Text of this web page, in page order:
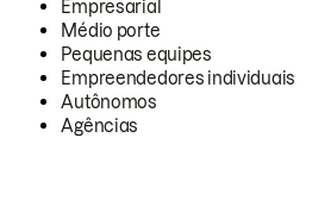
Empresarial
Médio porte
Pequenas equipes
Empreendedores individuais
Autônomos
Agências